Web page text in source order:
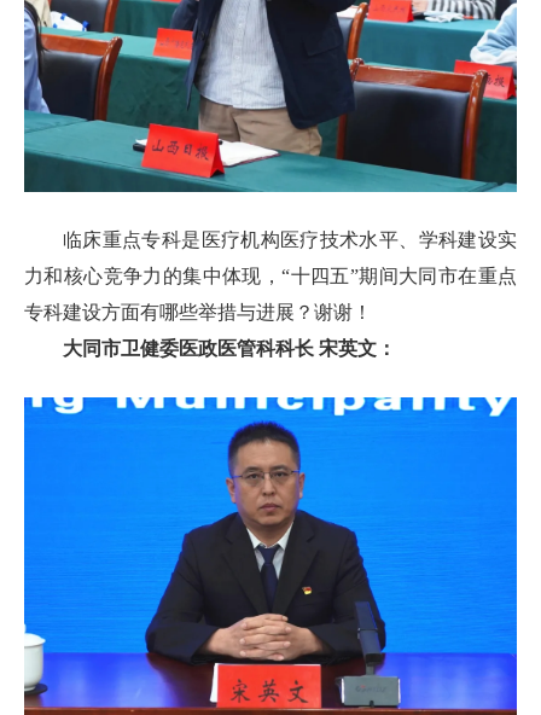
临床重点专科是医疗机构医疗技术水平、学科建设实
力和核心竞争力的集中体现，“十四五”期间大同市在重点
专科建设方面有哪些举措与进展？谢谢！
大同市卫健委医政医管科科长 宋英文：